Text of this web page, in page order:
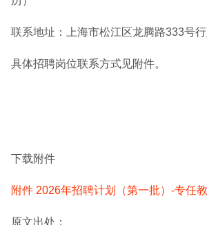
联系地址：上海市松江区龙腾路333号
具体招聘岗位联系方式见附件。
下载附件
附件 2026年招聘计划（第一批）-专任
原文出处：